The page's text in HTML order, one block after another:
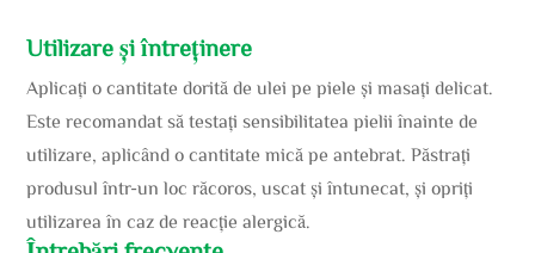
Utilizare și întreținere
Aplicați o cantitate dorită de ulei pe piele și masați delicat.
Este recomandat să testați sensibilitatea pielii înainte de
utilizare, aplicând o cantitate mică pe antebrat. Păstrați
produsul într-un loc răcoros, uscat și întunecat, și opriți
utilizarea în caz de reacție alergică.